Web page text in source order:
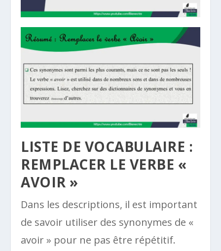
LISTE DE VOCABULAIRE :
REMPLACER LE VERBE «
AVOIR »
Dans les descriptions, il est important
de savoir utiliser des synonymes de «
avoir » pour ne pas être répétitif.